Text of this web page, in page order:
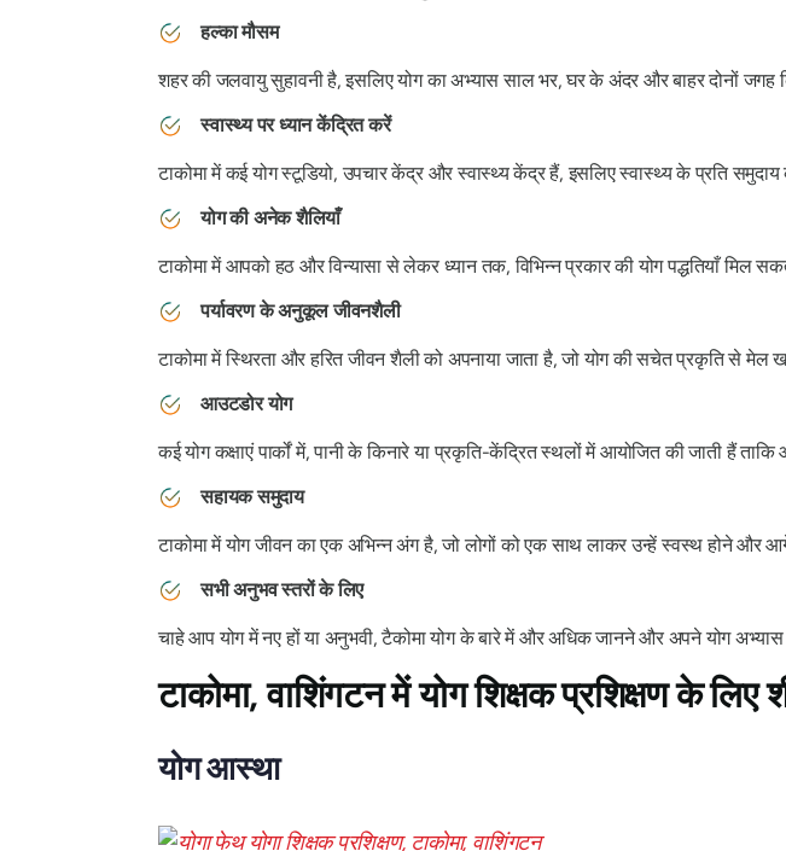
हल्का मौसम
शहर की जलवायु सुहावनी है, इसलिए योग का अभ्यास साल भर, घर के अंदर और बाहर दोनों जगह
स्वास्थ्य पर ध्यान केंद्रित करें
टाकोमा में कई योग स्टूडियो, उपचार केंद्र और स्वास्थ्य केंद्र हैं, इसलिए स्वास्थ्य के प्रति
योग की अनेक शैलियाँ
टाकोमा में आपको हठ और विन्यासा से लेकर ध्यान तक, विभिन्न प्रकार की योग पद्धतियाँ मिल
पर्यावरण के अनुकूल जीवनशैली
टाकोमा में स्थिरता और हरित जीवन शैली को अपनाया जाता है, जो योग की सचेत प्रकृति से मेल
आउटडोर योग
कई योग कक्षाएं पार्कों में, पानी के किनारे या प्रकृति-केंद्रित स्थलों में आयोजित की जाती हैं
सहायक समुदाय
टाकोमा में योग जीवन का एक अभिन्न अंग है, जो लोगों को एक साथ लाकर उन्हें स्वस्थ होने और
सभी अनुभव स्तरों के लिए
चाहे आप योग में नए हों या अनुभवी, टैकोमा योग के बारे में और अधिक जानने और अपने योग
टाकोमा, वाशिंगटन में योग शिक्षक प्रशिक्षण के लिए
योग आस्था